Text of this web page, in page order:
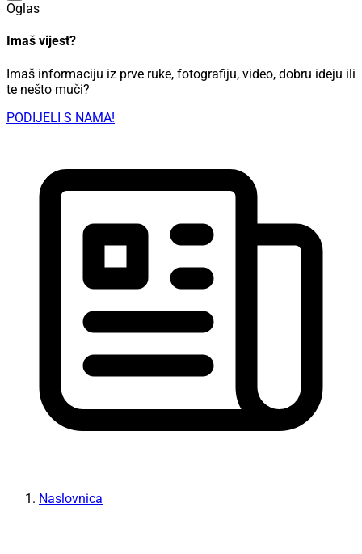
Oglas
Imaš vijest?
Imaš informaciju iz prve ruke, fotografiju, video, dobru ideju ili
te nešto muči?
PODIJELI S NAMA!
Naslovnica